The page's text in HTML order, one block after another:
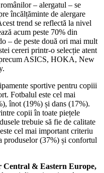
– alergatul – se
încălțăminte de alergare
trend se reflectă la nivel
acum peste 70% din
– de peste două ori mai mult
cereri printr-o selecție atent
ASICS, HOKA, New
sportive pentru copiii
Fotbalul este cel mai
înot (19%) și dans (17%).
copii în toate piețele
trebuie să fie de calitate
cel mai important criteriu
produselor (37%) și confortul
Central & Eastern Europe,